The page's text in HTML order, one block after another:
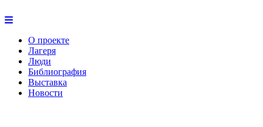
О проекте
Лагеря
Люди
Библиография
Выставка
Новости